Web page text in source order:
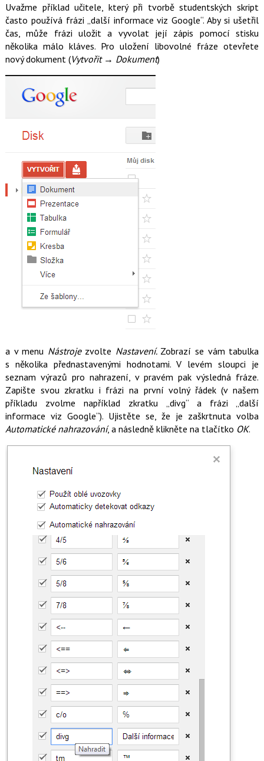
Uvažme příklad učitele, který při tvorbě studentských skript
často používá frázi „další informace viz Google“. Aby si ušetřil
čas, může frázi uložit a vyvolat její zápis pomocí stisku
několika málo kláves. Pro uložení libovolné fráze otevřete
nový dokument (Vytvořit → Dokument)
a v menu Nástrojezvolte Nastavení. Zobrazí se vám tabulka
s několika přednastavenými hodnotami. V levém sloupci je
seznam výrazů pro nahrazení, v pravém pak výsledná fráze.
Zapište svou zkratku i frázi na první volný řádek (v našem
příkladu zvolme například zkratku „divg“ a frázi „další
informace viz Google“). Ujistěte se, že je zaškrtnuta volba
Automatické nahrazování, a následně klikněte na tlačítko OK.